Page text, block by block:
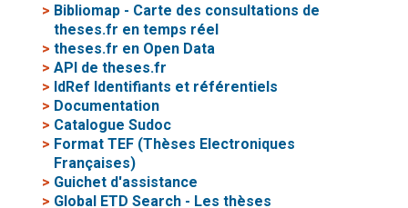
> Bibliomap - Carte des consultations de
theses.fr en temps réel
>theses.fr en Open Data
>API de theses.fr
> IdRef Identifiants et référentiels
> Documentation
> Catalogue Sudoc
> Format TEF (Thèses Electroniques
Françaises)
> Guichet d'assistance
> Global ETD Search - Les thèses